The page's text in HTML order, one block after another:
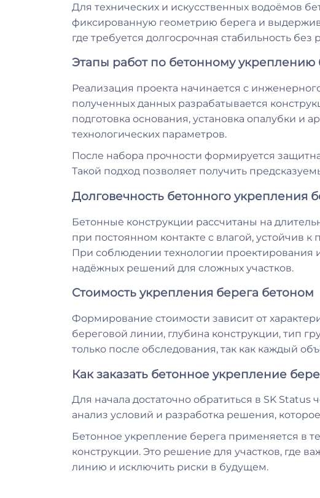
Для технических и искусственных водоёмов
фиксированную геометрию берега и
где требуется долгосрочная стабильность
Этапы работ по бетонному укреплению
Реализация проекта начинается с
полученных данных разрабатывается
подготовка основания, установка опалубки и
технологических параметров.
После набора прочности формируется
Такой подход позволяет получить
Долговечность бетонного укрепления
Бетонные конструкции рассчитаны на
при постоянном контакте с влагой, устойчив
При соблюдении технологии проектирования
надёжных решений для сложных участков.
Стоимость укрепления берега бетоном
Формирование стоимости зависит от
береговой линии, глубина конструкции, тип
только после обследования, так как каждый
Как заказать бетонное укрепление
Для начала достаточно обратиться в SK
анализ условий и разработка решения,
Бетонное укрепление берега применяется в
конструкции. Это решение для участков, где
линию и исключить риски в будущем.